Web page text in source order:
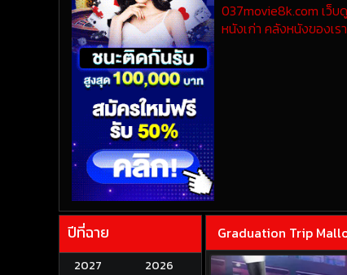
037movie8k.com เว็บ
หนังเก่า คลังหนังของเ
ปีที่ฉาย
2027
2026
Graduation Trip